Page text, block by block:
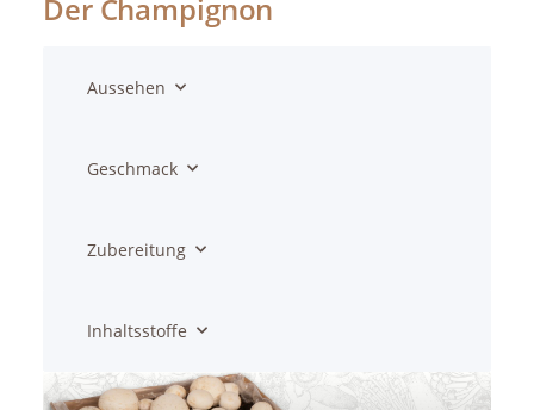
Der Champignon
Aussehen
Geschmack
Zubereitung
Inhaltsstoffe